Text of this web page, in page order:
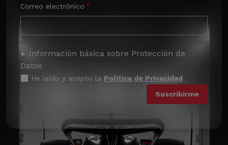
Correo electrónico
Información básica sobre Protección de
Datos
He leído y acepto la Política de Privacidad